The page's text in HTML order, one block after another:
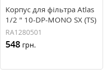
Корпус для фільтра Atlas
1/2 " 10-DP-MONO SX (TS)
RA1280501
548 грн.